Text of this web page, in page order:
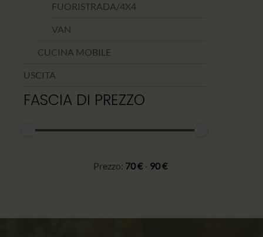
FUORISTRADA/4X4
VAN
CUCINA MOBILE
USCITA
FASCIA DI PREZZO
Prezzo: 70 €- 90 €